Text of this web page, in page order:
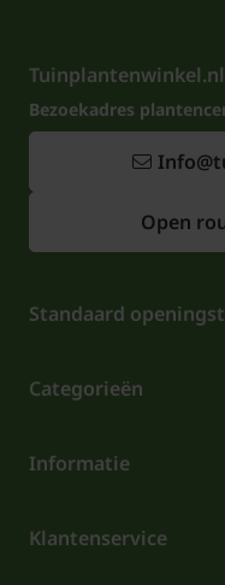
Tuinplantenwinkel.nl
Bezoekadres
Open
Standaard
Categorieën
Informatie
Klantenservice